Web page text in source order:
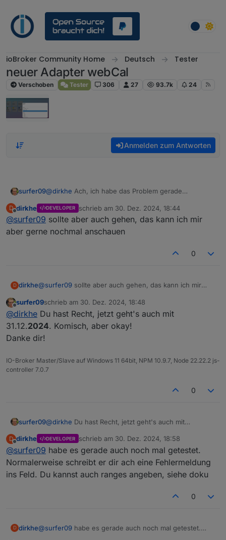
ioBroker Community Home Deutsch Tester
neuer Adapter webCal
Verschoben Tester 306 27 93.7k 24
Anmelden zum Antworten
surfer09@dirkhe Ach, ich habe das Problem gerade
kommt er scheinbar nicht klar. Es muss 31.12.
lauten, dann funktioniert es auch ;-)
D
Offline
dirkhe DEVELOPER schrieb am 30. Dez. 2024, 18:44
zuletzt editiert von
@surfer09 sollte aber auch gehen, das kann ich mir
aber gerne nochmal anschauen
0
D dirkhe@surfer09 sollte aber auch gehen, das kann ich mir
Offline
surfer09schrieb am 30. Dez. 2024, 18:48
zuletzt editiert von
@dirkhe Du hast Recht, jetzt geht's auch mit
31.12.2024. Komisch, aber okay!
Danke dir!
IO-Broker Master/Slave auf Windows 11 64bit, NPM 10.9.7, Node 22.22.2 js-
controller 7.0.7
0
surfer09@dirkhe Du hast Recht, jetzt geht's auch mit
Danke dir!
D
Offline
dirkhe DEVELOPER schrieb am 30. Dez. 2024, 18:58
zuletzt editiert von
@surfer09 habe es gerade auch noch mal getestet.
Normalerweise schreibt er dir ach eine Fehlermeldung
ins Feld. Du kannst auch ranges angeben, siehe doku
0
D dirkhe@surfer09 habe es gerade auch noch mal getestet.